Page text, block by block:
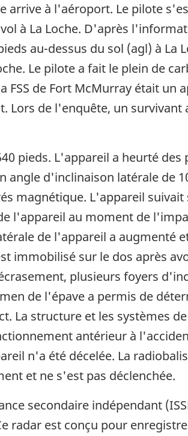
arrive à l'aéroport. Le pilote
à La Loche. D'après
au-dessus du sol (agl) à La
Le pilote a fait le plein de
FSS de Fort McMurray était un
Lors de l'enquête, un
pieds. L'appareil a heurté
d'inclinaison latérale de
magnétique. L'appareil
l'appareil au moment de
de l'appareil a augmenté
immobilisé sur le dos après
plusieurs foyers
de l'épave a permis de
La structure et les systèmes
antérieur à
n'a été décelée. La
et ne s'est pas déclenchée.
secondaire indépendant
radar est conçu pour